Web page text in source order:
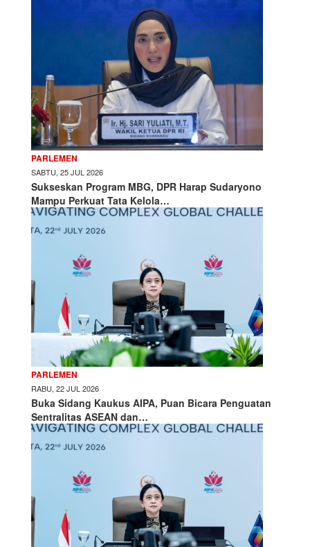
PARLEMEN
SABTU, 25 JUL 2026
Sukseskan Program MBG, DPR Harap Sudaryono
Mampu Perkuat Tata Kelola…
PARLEMEN
RABU, 22 JUL 2026
Buka Sidang Kaukus AIPA, Puan Bicara Penguatan
Sentralitas ASEAN dan…